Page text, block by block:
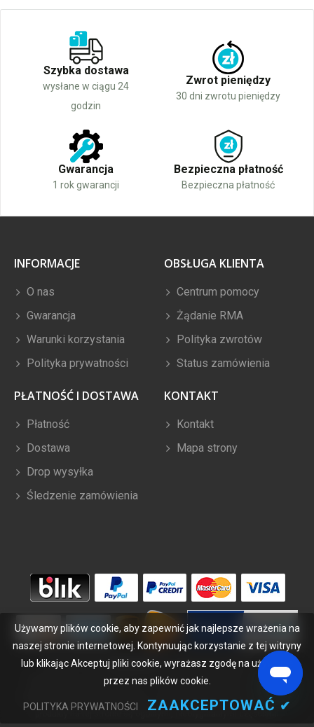
Szybka dostawa
wysłane w ciągu 24
godzin
Zwrot pieniędzy
30 dni zwrotu pieniędzy
Gwarancja
1 rok gwarancji
Bezpieczna płatność
Bezpieczna płatność
INFORMACJE
O nas
Gwarancja
Warunki korzystania
Polityka prywatności
OBSŁUGA KLIENTA
Centrum pomocy
Żądanie RMA
Polityka zwrotów
Status zamówienia
PŁATNOŚĆ I DOSTAWA
Płatność
Dostawa
Drop wysyłka
Śledzenie zamówienia
KONTAKT
Kontakt
Mapa strony
Copyright ©2026 bateriabuy.pl. Wszelkie prawa zastrzeżone.
Wyznaczone znaki handlowe i marki są własnością ich właścicieli.
BateriaBuy.pl nie jest powiązany z żadnymi markami OEM. Wszystkie
produkty na tej stronie są ogólnymi, nieoryginalnymi częściami
Używamy plików cookie, aby zapewnić jak najlepsze wrażenia na
naszej stronie internetowej. Kontynuując korzystanie z tej witryny
lub klikając Akceptuj pliki cookie, wyrażasz zgodę na używanie
przez nas plików cookie.
POLITYKA PRYWATNOŚCI ZAAKCEPTOWAĆ ✔